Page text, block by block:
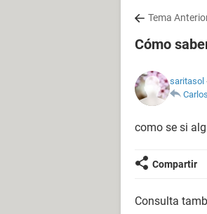
Tema
Cómo
saritasol
como se si
Compartir
Consulta